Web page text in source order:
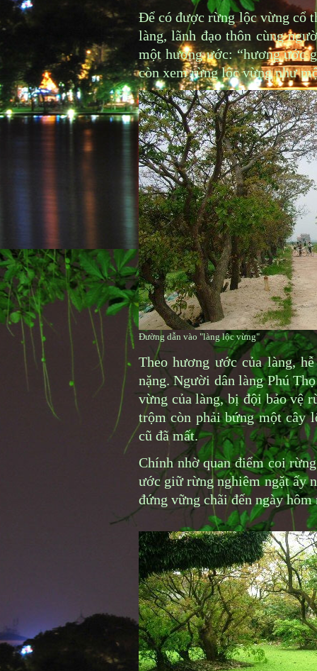
Để có được rừng lộc vừng cổ
làng, lãnh đạo thôn cùng
một hương ước: “hương ước
còn xem rừng lộc vừng như
Đường dẫn vào "làng lộc vừng"
Theo hương ước của làng,
nặng. Người dân làng Phú
vừng của làng, bị đội bảo vệ
trộm còn phải bứng một cây
cũ đã mất.
Chính nhờ quan điểm coi
ước giữ rừng nghiêm ngặt ấy
đứng vững chãi đến ngày hôm